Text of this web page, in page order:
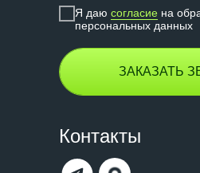
Я даю согласие на
персональных данных
ЗАКАЗАТЬ
Контакты